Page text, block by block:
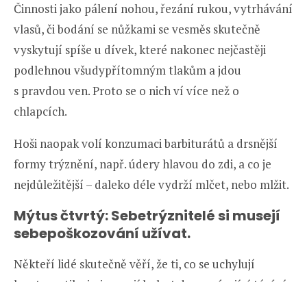
Činnosti jako pálení nohou, řezání rukou, vytrhávání
vlasů, či bodání se nůžkami se vesměs skutečně
vyskytují spíše u dívek, které nakonec nejčastěji
podlehnou všudypřítomným tlakům a jdou
s pravdou ven. Proto se o nich ví více než o
chlapcích.
Hoši naopak volí konzumaci barbiturátů a drsnější
formy trýznění, např. údery hlavou do zdi, a co je
nejdůležitější – daleko déle vydrží mlčet, nebo mlžit.
Mýtus čtvrtý: Sebetrýznitelé si musejí
sebepoškozování užívat.
Někteří lidé skutečně věří, že ti, co se uchylují